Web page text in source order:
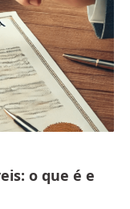
o que é e